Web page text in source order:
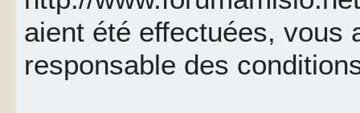
aient été effectuées, vous
responsable des